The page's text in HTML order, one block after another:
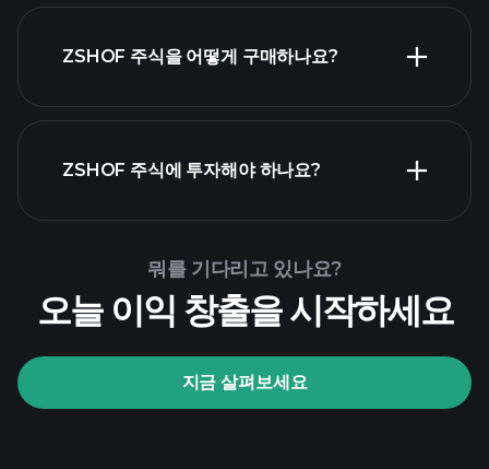
ZSHOF 주식을 어떻게 구매하나요?
Playtrade Tournaments
추천된 중개인
ZSHOF 주식에 투자해야 하나요?
Playtrade Tournaments
뭐를 기다리고 있나요?
오늘 이익 창출을 시작하세요
지금 살펴보세요